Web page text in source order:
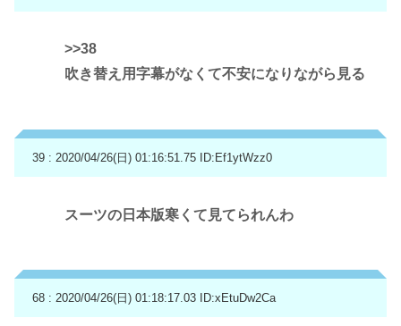
>>38
吹き替え用字幕がなくて不安になりながら見る
39 : 2020/04/26(日) 01:16:51.75 ID:Ef1ytWzz0
スーツの日本版寒くて見てられんわ
68 : 2020/04/26(日) 01:18:17.03 ID:xEtuDw2Ca